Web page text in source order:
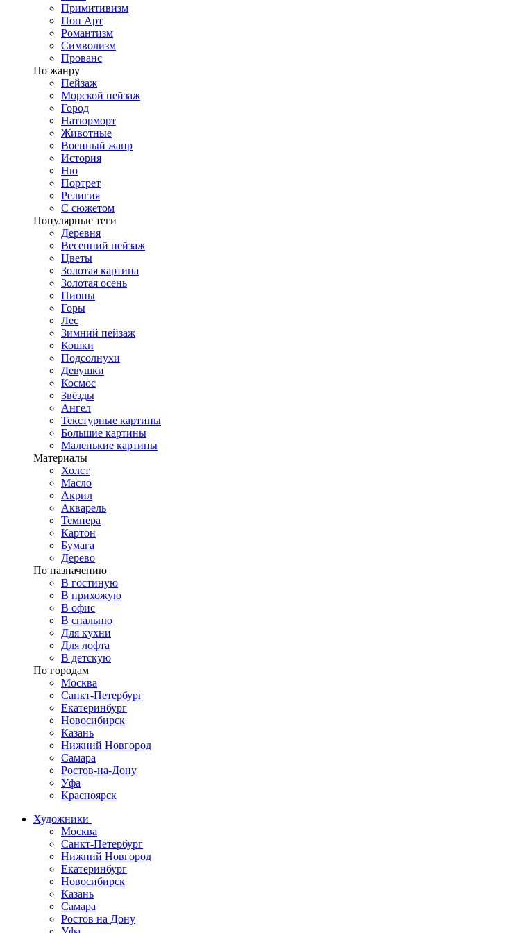
Примитивизм
Поп Арт
Романтизм
Символизм
Прованс
По жанру
Пейзаж
Морской пейзаж
Город
Натюрморт
Животные
Военный жанр
История
Ню
Портрет
Религия
С сюжетом
Популярные теги
Деревня
Весенний пейзаж
Цветы
Золотая картина
Золотая осень
Пионы
Горы
Лес
Зимний пейзаж
Кошки
Подсолнухи
Девушки
Космос
Звёзды
Ангел
Текстурные картины
Большие картины
Маленькие картины
Материалы
Холст
Масло
Акрил
Акварель
Темпера
Картон
Бумага
Дерево
По назначению
В гостиную
В прихожую
В офис
В спальню
Для кухни
Для лофта
В детскую
По городам
Москва
Санкт-Петербург
Екатеринбург
Новосибирск
Казань
Нижний Новгород
Самара
Ростов-на-Дону
Уфа
Красноярск
Художники
Москва
Санкт-Петербург
Нижний Новгород
Екатеринбург
Новосибирск
Казань
Самара
Ростов на Дону